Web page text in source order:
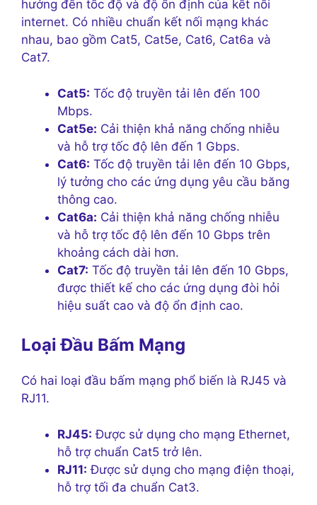
hưởng đến tốc độ và độ ổn định của kết nối
internet. Có nhiều chuẩn kết nối mạng khác
nhau, bao gồm Cat5, Cat5e, Cat6, Cat6a và
Cat7.
Cat5: Tốc độ truyền tải lên đến 100
Mbps.
Cat5e: Cải thiện khả năng chống nhiễu
và hỗ trợ tốc độ lên đến 1 Gbps.
Cat6: Tốc độ truyền tải lên đến 10 Gbps,
lý tưởng cho các ứng dụng yêu cầu băng
thông cao.
Cat6a: Cải thiện khả năng chống nhiễu
và hỗ trợ tốc độ lên đến 10 Gbps trên
khoảng cách dài hơn.
Cat7: Tốc độ truyền tải lên đến 10 Gbps,
được thiết kế cho các ứng dụng đòi hỏi
hiệu suất cao và độ ổn định cao.
Loại Đầu Bấm Mạng
Có hai loại đầu bấm mạng phổ biến là RJ45 và
RJ11.
RJ45: Được sử dụng cho mạng Ethernet,
hỗ trợ chuẩn Cat5 trở lên.
RJ11: Được sử dụng cho mạng điện thoại,
hỗ trợ tối đa chuẩn Cat3.